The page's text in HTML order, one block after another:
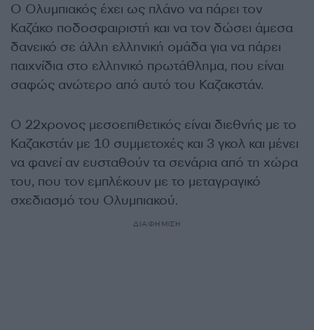
Ο Ολυμπιακός έχει ως πλάνο να πάρει τον
Καζάκο ποδοσφαιριστή και να τον δώσει άμεσα
δανεικό σε άλλη ελληνική ομάδα για να πάρει
παιχνίδια στο ελληνικό πρωτάθλημα, που είναι
σαφώς ανώτερο από αυτό του Καζακστάν.
Ο 22χρονος μεσοεπιθετικός είναι διεθνής με το
Καζακστάν με 10 συμμετοχές και 3 γκολ και μένει
να φανεί αν ευσταθούν τα σενάρια από τη χώρα
του, που τον εμπλέκουν με το μεταγραγικό
σχεδιασμό του Ολυμπιακού.
ΔΙΑΦΗΜΙΣΗ